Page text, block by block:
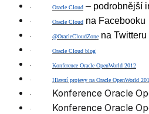
· Oracle Cloud – podrobnější
· Oracle Cloud na Facebooku
· @OracleCloudZone na Twitteru
· Oracle Cloud blog
· Konference Oracle OpenWorld 2012
· Hlavní projevy na Oracle OpenWorld
· Konference Oracle
· Konference Oracle